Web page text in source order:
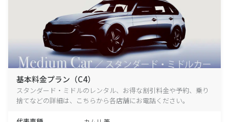
基本料金プラン（C4）
スタンダード・ミドルのレンタル、お得な割引料金や予約、乗り
捨てなどの詳細は、こちらから各店舗にお電話ください。